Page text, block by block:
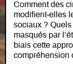
Comment des
modifient‐elles
sociaux ? Quels
masqués par
biais cette
compréhension